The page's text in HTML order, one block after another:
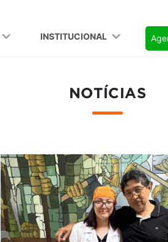
INSTITUCIONAL
NOTÍCIAS